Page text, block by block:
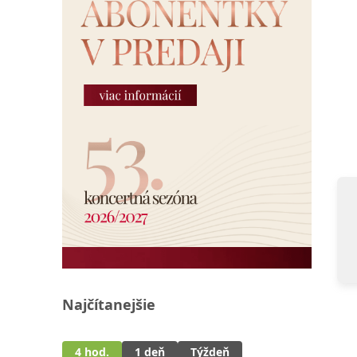
Najčítanejšie
4 hod. 1 deň Týždeň